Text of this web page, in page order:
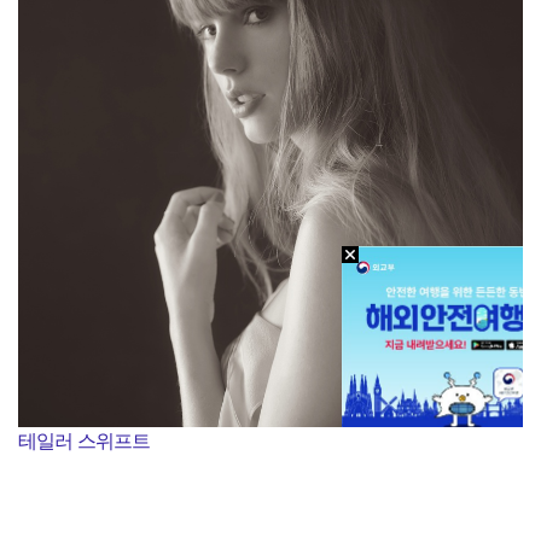
테일러 스위프트